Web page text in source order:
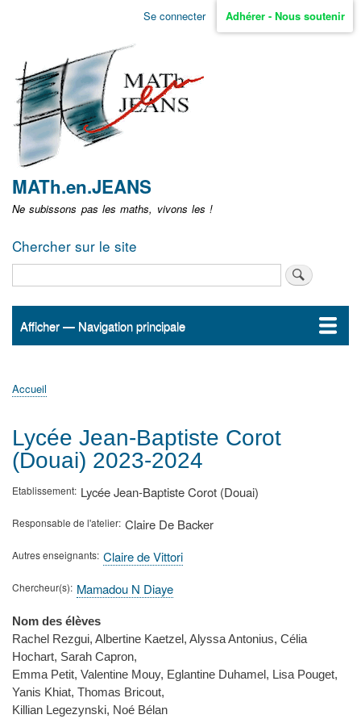
Aller
non
identifié
Se connecter Adhérer - Nous soutenir
MATh.en.JEANS
Ne subissons pas les maths, vivons les !
Chercher sur le site
Navigation
Afficher — Navigation principale
Accueil
ActualitésMATh.en.JEANS ?
Régions et Ateliers
Créer, gérer un atelier
Sujets/Publications
Congrès
d'Ariane
Accueil
Lycée Jean-Baptiste Corot
(Douai) 2023-2024
Etablissement Lycée Jean-Baptiste Corot (Douai)
Responsable de l'atelier Claire De Backer
Autres enseignants Claire de Vittori
Chercheur(s) Mamadou N Diaye
Nom des élèves
Rachel Rezgui, Albertine Kaetzel, Alyssa Antonius, Célia
Hochart, Sarah Capron,
Emma Petit, Valentine Mouy, Eglantine Duhamel, Lisa Pouget,
Yanis Khiat, Thomas Bricout,
Killian Legezynski, Noé Bélan